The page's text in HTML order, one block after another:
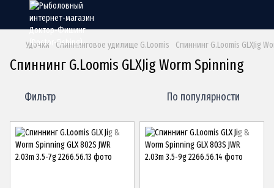
Удочки Спиннинговое удилище G.Loomis Спиннинг G.Loomis GLXJig
Спиннинг G.Loomis GLXJig Worm Spinning
Фильтр По популярности